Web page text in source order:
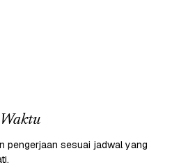
pengerjaan sesuai jadwal yang